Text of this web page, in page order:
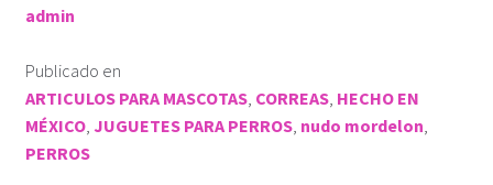
admin
Publicado en
ARTICULOS PARA MASCOTAS, CORREAS, HECHO EN
MÉXICO, JUGUETES PARA PERROS, nudo mordelon,
PERROS